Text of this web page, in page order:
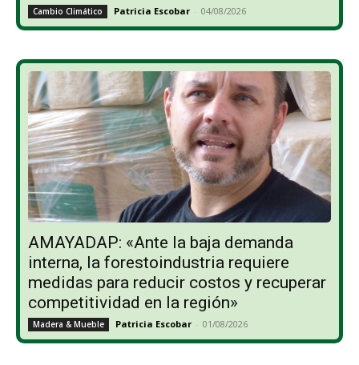
Cambio Climático Patricia Escobar - 04/08/2026
AMAYADAP: «Ante la baja demanda
interna, la forestoindustria requiere
medidas para reducir costos y recuperar
competitividad en la región»
Madera & Mueble Patricia Escobar - 01/08/2026